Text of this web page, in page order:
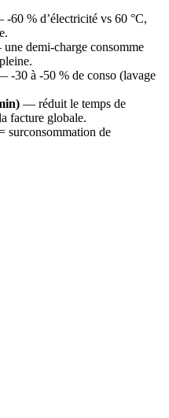
60 % d’électricité vs 60 °C,
demi-charge consomme
-30 à -50 % de conso (lavage
— réduit le temps de
facture globale.
surconsommation de